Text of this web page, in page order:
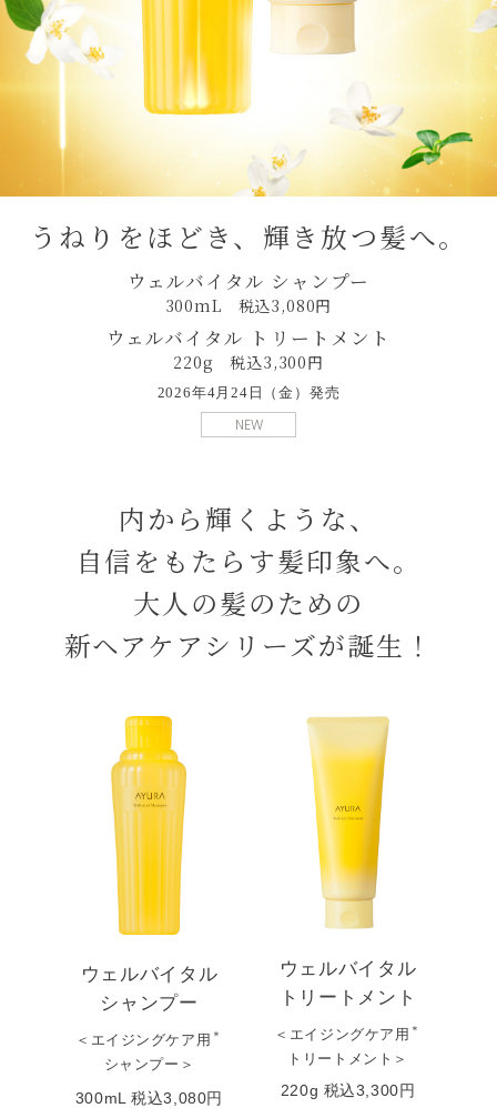
うねりをほどき、輝き放つ髪へ。
ウェルバイタル シャンプー
300mL 税込3,080円
ウェルバイタル トリートメント
220g 税込3,300円
2026年4月24日（金）発売
NEW
内から輝くような、
自信をもたらす髪印象へ。
大人の髪のための
新ヘアケアシリーズが誕生！
ウェルバイタル
シャンプー
＜エイジングケア用 ＊
シャンプー＞
300mL 税込3,080円
ウェルバイタル
トリートメント
＜エイジングケア用 ＊
トリートメント＞
220g 税込3,300円